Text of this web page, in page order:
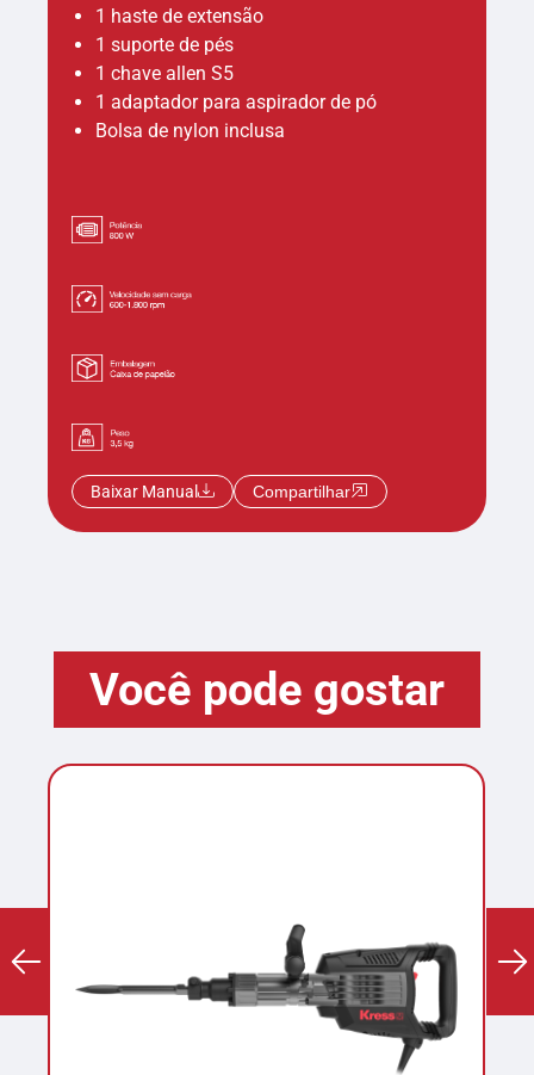
1 haste de extensão
1 suporte de pés
1 chave allen S5
1 adaptador para aspirador de pó
Bolsa de nylon inclusa
Baixar Manual Compartilhar
Você pode gostar